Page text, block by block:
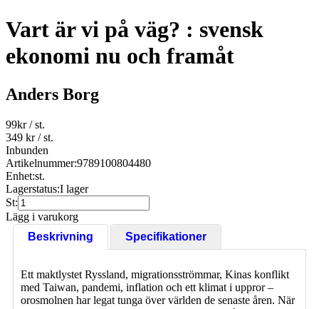
Vart är vi på väg? : svensk
ekonomi nu och framåt
Anders Borg
99kr/ st.
349 kr/ st.
Inbunden
Artikelnummer:9789100804480
Enhet:st.
Lagerstatus:I lager
St:
Lägg i varukorg
Beskrivning
Specifikationer
Ett maktlystet Ryssland, migrationsströmmar, Kinas konflikt
med Taiwan, pandemi, inflation och ett klimat i uppror –
orosmolnen har legat tunga över världen de senaste åren. När